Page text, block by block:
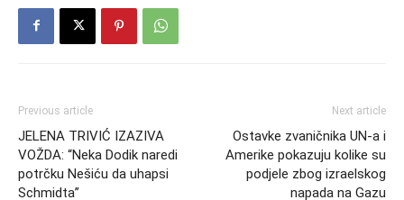
Previous article
JELENA TRIVIĆ IZAZIVA
VOŽDA: “Neka Dodik naredi
potrčku Nešiću da uhapsi
Schmidta”
Next article
Ostavke zvaničnika UN-a i
Amerike pokazuju kolike su
podjele zbog izraelskog
napada na Gazu